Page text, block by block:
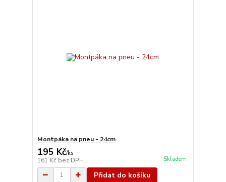
Montpáka na pneu - 24cm
195 Kč/ks
161 Kč bez DPH Skladem
Přidat do košíku